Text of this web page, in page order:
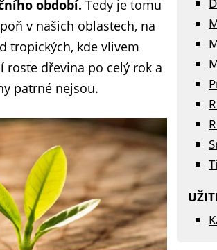
období. Tedy je tomu
v našich oblastech, na
tropických, kde vlivem
roste dřevina po celý rok a
patrné nejsou.